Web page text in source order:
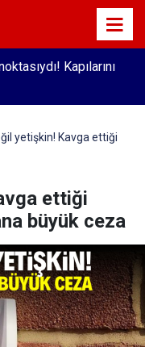
Kapılarını
yetişkin! Kavga ettiği
ettiği
büyük ceza